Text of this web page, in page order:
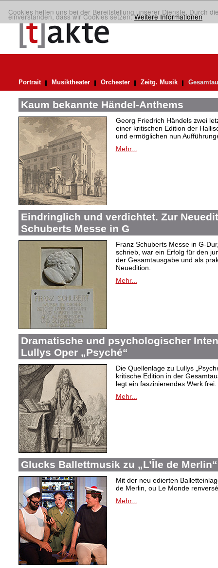
Cookies helfen uns bei der Bereitstellung unserer Dienste. Durch
einverstanden, dass wir Cookies setzen.Weitere Informationen
Portrait Musiktheater Orchester Zeitg. Musik
Kaum bekannte Händel-Anthems
Georg Friedrich Händels zwei
einer kritischen Edition der
und ermöglichen nun
Mehr...
Eindringlich und verdichtet. Zur
Schuberts Messe in G
Franz Schuberts Messe in G-
schrieb, war ein Erfolg für den
der Gesamtausgabe und als
Neuedition.
Mehr...
Dramatische und psychologischer
Lullys Oper „Psyché“
Die Quellenlage zu Lullys
kritische Edition in der
legt ein faszinierendes Werk frei.
Mehr...
Glucks Ballettmusik zu „L’Île de Merlin“
Mit der neu edierten
de Merlin, ou Le Monde
Mehr...